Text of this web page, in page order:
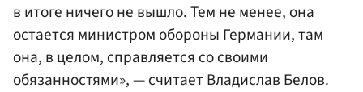
в итоге ничего не вышло. Тем не менее, она
остается министром обороны Германии, там
она, в целом, справляется со своими
обязанностями», — считает Владислав Белов.